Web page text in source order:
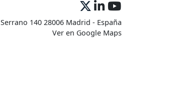
Serrano 140 28006 Madrid - España
Ver en Google Maps